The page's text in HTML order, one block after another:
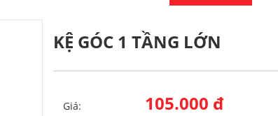
KỆ GÓC 1 TẦNG LỚN
Giá: 105.000 đ